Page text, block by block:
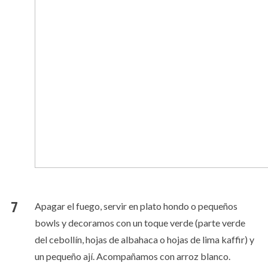
Apagar el fuego, servir en plato hondo o pequeños
bowls y decoramos con un toque verde (parte verde
del cebollín, hojas de albahaca o hojas de lima kaffir) y
un pequeño ají. Acompañamos con arroz blanco.